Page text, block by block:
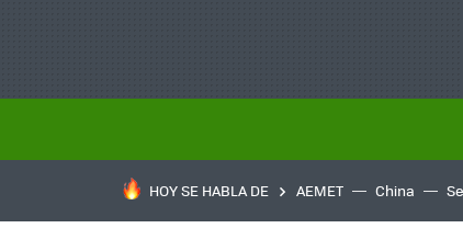
HOY SE HABLA DE AEMET China